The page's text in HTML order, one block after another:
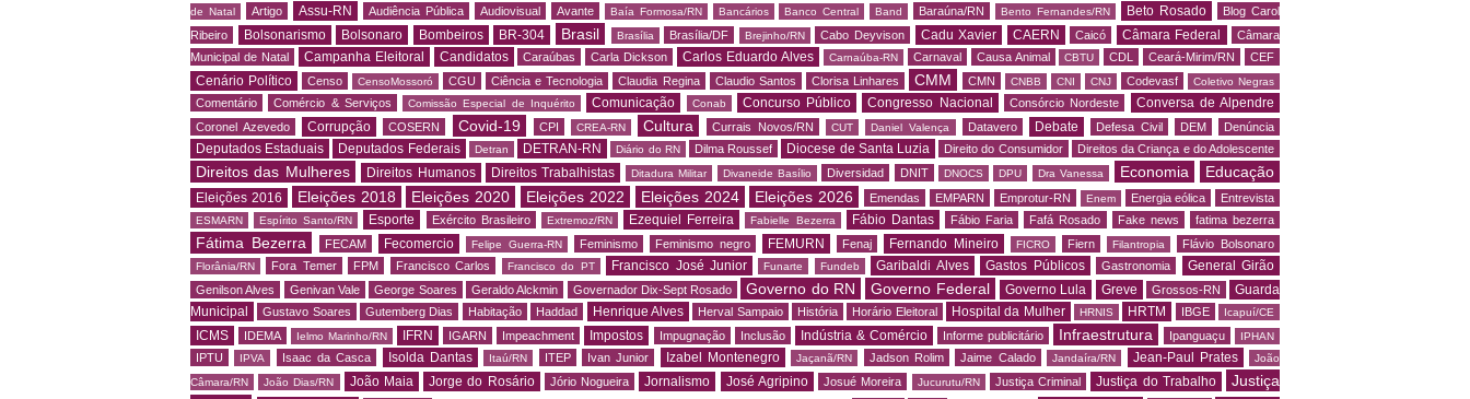
de Natal
Artigo Assu-RN Audiência Pública Audiovisual Avante Baía Formosa/RN Bancários Banco Central Band Baraúna/RN Bento Fernandes/RN Beto Rosado
Blog Carol
Ribeiro
Bolsonarismo Bolsonaro Bombeiros BR-304 Brasil Brasília Brasília/DF Brejinho/RN Cabo Deyvison Cadu Xavier CAERN Caicó Câmara Federal
Câmara
Municipal de Natal
Campanha Eleitoral Candidatos Caraúbas Carla Dickson Carlos Eduardo Alves Carnaúba-RN Carnaval Causa Animal CBTU CDL Ceará-Mirim/RN CEF
Cenário Político Censo CensoMossoró CGU Ciência e Tecnologia Claudia Regina Claudio Santos Clorisa Linhares CMM CMN CNBB CNI CNJ Codevasf Coletivo Negras
Comentário Comércio & Serviços Comissão Especial de Inquérito Comunicação Conab Concurso Público Congresso Nacional Consórcio Nordeste Conversa de Alpendre
Coronel Azevedo Corrupção COSERN Covid-19 CPI CREA-RN Cultura Currais Novos/RN CUT Daniel Valença Datavero Debate Defesa Civil DEM Denúncia
Deputados Estaduais Deputados Federais Detran DETRAN-RN Diário do RN Dilma Roussef Diocese de Santa Luzia Direito do Consumidor Direitos da Criança e do Adolescente
Direitos das Mulheres Direitos Humanos Direitos Trabalhistas Ditadura Militar Divaneide Basílio Diversidad DNIT DNOCS DPU Dra Vanessa Economia Educação
Eleições 2016 Eleições 2018 Eleições 2020 Eleições 2022 Eleições 2024 Eleições 2026 Emendas EMPARN Emprotur-RN Enem Energia eólica Entrevista
ESMARN Espírito Santo/RN Esporte Exército Brasileiro Extremoz/RN Ezequiel Ferreira Fabielle Bezerra Fábio Dantas Fábio Faria Fafá Rosado Fake news fatima bezerra
Fátima Bezerra FECAM Fecomercio Felipe Guerra-RN Feminismo Feminismo negro FEMURN Fenaj Fernando Mineiro FICRO Fiern Filantropia Flávio Bolsonaro
Florânia/RN Fora Temer FPM Francisco Carlos Francisco do PT Francisco José Junior Funarte Fundeb Garibaldi Alves Gastos Públicos Gastronomia General Girão
Genilson Alves Genivan Vale George Soares Geraldo Alckmin Governador Dix-Sept Rosado Governo do RN Governo Federal Governo Lula Greve Grossos-RN
Guarda
Municipal
Gustavo Soares Gutemberg Dias Habitação Haddad Henrique Alves Herval Sampaio História Horário Eleitoral Hospital da Mulher HRNIS HRTM IBGE Icapuí/CE
ICMS IDEMA Ielmo Marinho/RN IFRN IGARN Impeachment Impostos Impugnação Inclusão Indústria & Comércio Informe publicitário Infraestrutura Ipanguaçu IPHAN
IPTU IPVA Isaac da Casca Isolda Dantas Itaú/RN ITEP Ivan Junior Izabel Montenegro Jaçanã/RN Jadson Rolim Jaime Calado Jandaíra/RN Jean-Paul Prates
João
Câmara/RN
João Dias/RN João Maia Jorge do Rosário Jório Nogueira Jornalismo José Agripino Josué Moreira Jucurutu/RN Justiça Criminal Justiça do Trabalho
Justiça